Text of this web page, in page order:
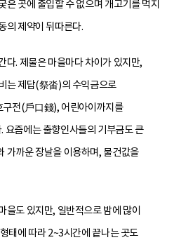
은 곳에 출입할 수 없으며 개고기를 먹지
의 제약이 뒤따른다.
다. 제물은 마을마다 차이가 있지만,
는 제답(祭畓)의 수익금으로
구전(戶口錢), 어린아이까지를
즘에는 출향인사들의 기부금도 큰
가까운 장날을 이용하며, 물건값을
을도 있지만, 일반적으로 밤에 많이
태에 따라 2~3시간에 끝나는 곳도